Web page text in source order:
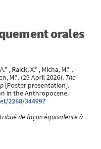
orales
, Raick, X.* , Micha, M.* ,
M.*. (29 April 2026). The
[Poster presentation].
in the Anthropocene.
2268/344997
de façon équivalente à